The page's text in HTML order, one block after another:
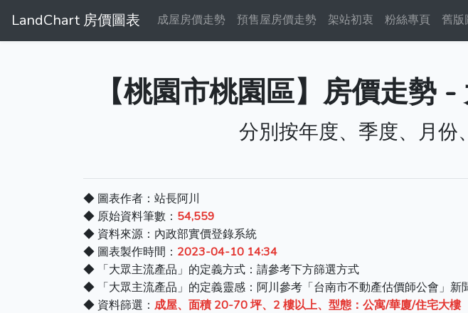
LandChart 房價圖表 成屋房價走勢 預售屋房價走勢 架站初衷 粉絲專頁 舊版
【桃園市桃園區】房價走勢
分別按年度、季度、月份
◆ 圖表作者：站長阿川
◆ 原始資料筆數： 54,559
◆ 資料來源：內政部實價登錄系統
◆ 圖表製作時間： 2023-04-10 14:34
◆ 「大眾主流產品」的定義方式：請參考下方篩選方式
◆ 「大眾主流產品」的定義靈感：阿川參考「台南市不動產估價師公會」新
◆ 資料篩選： 成屋、面積 20-70 坪、2 樓以上、型態：公寓/華廈/住宅大樓